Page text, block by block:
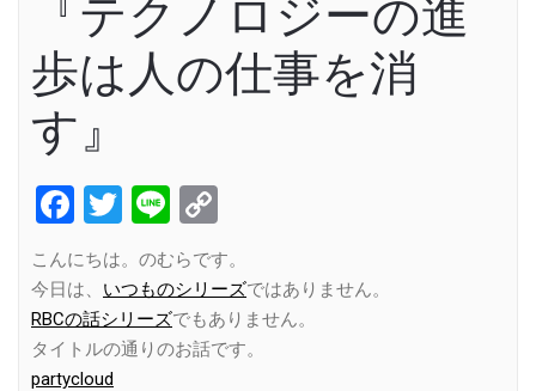
『テクノロジーの進
歩は人の仕事を消
す』
Facebook
Twitter
Line
Link
こんにちは。のむらです。
今日は、 いつものシリーズではありません。
RBCの話シリーズでもありません。
タイトルの通りのお話です。
partycloud